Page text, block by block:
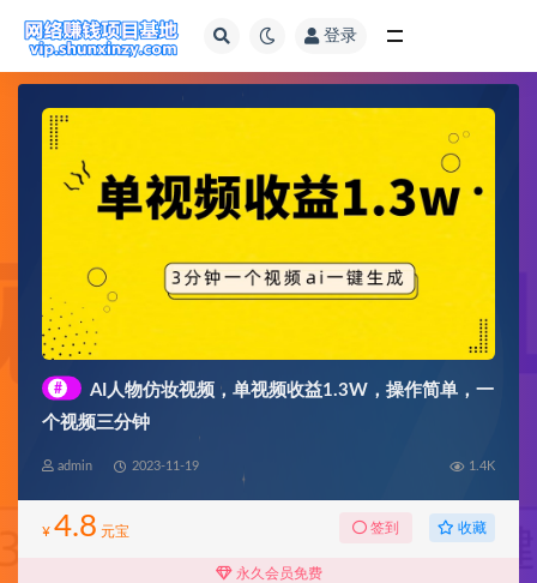
登录
#
AI人物仿妆视频，单视频收益1.3W，操作简单，一
个视频三分钟
admin 2023-11-19 1.4K
¥ 4.8 元宝 签到 收藏
永久会员免费